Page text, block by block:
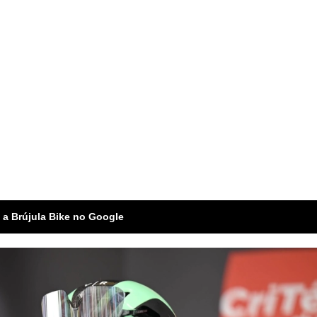
a Brújula Bike no Google